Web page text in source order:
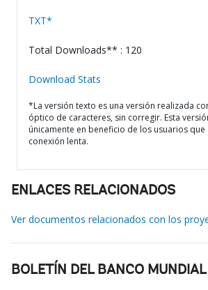
TXT*
Total Downloads** : 120
Download Stats
*La versión texto es una versión realizada
óptico de caracteres, sin corregir. Esta
únicamente en beneficio de los usuarios que
conexión lenta.
ENLACES RELACIONADOS
Ver documentos relacionados con los
BOLETÍN DEL BANCO MUNDIAL